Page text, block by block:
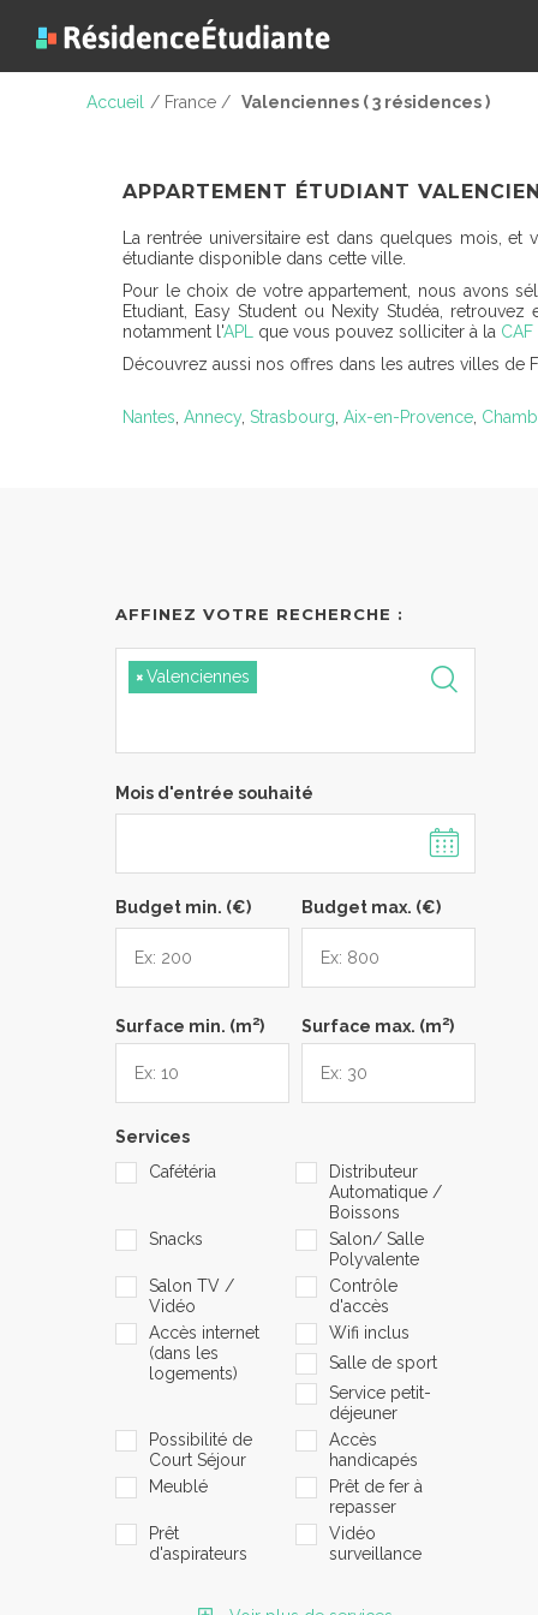
Accueil / France / Valenciennes ( 3 résidences )
APPARTEMENT ÉTUDIANT
La rentrée universitaire est dans quelques mois,
étudiante disponible dans cette ville.
Pour le choix de votre appartement, nous avons
Etudiant, Easy Student ou Nexity Studéa,
notamment l'APL que vous pouvez solliciter à la
Découvrez aussi nos offres dans les autres villes de
Nantes Annecy, Strasbourg Aix-en-Provence
AFFINEZ VOTRE RECHERCHE :
×Valenciennes
Mois d'entrée souhaité
Budget min. (€) Budget max. (€)
Surface min. (m2) Surface max. (m2)
Services
Cafétéria
Distributeur
Automatique /
Boissons
Snacks
Salon/ Salle
Polyvalente
Salon TV /
Vidéo
Contrôle
d'accès
Accès internet
(dans les
logements)
Wifi inclus
Salle de sport
Service petit-
déjeuner
Possibilité de
Court Séjour
Accès
handicapés
Meublé
Prêt de fer à
repasser
Prêt
d'aspirateurs
Vidéo
surveillance